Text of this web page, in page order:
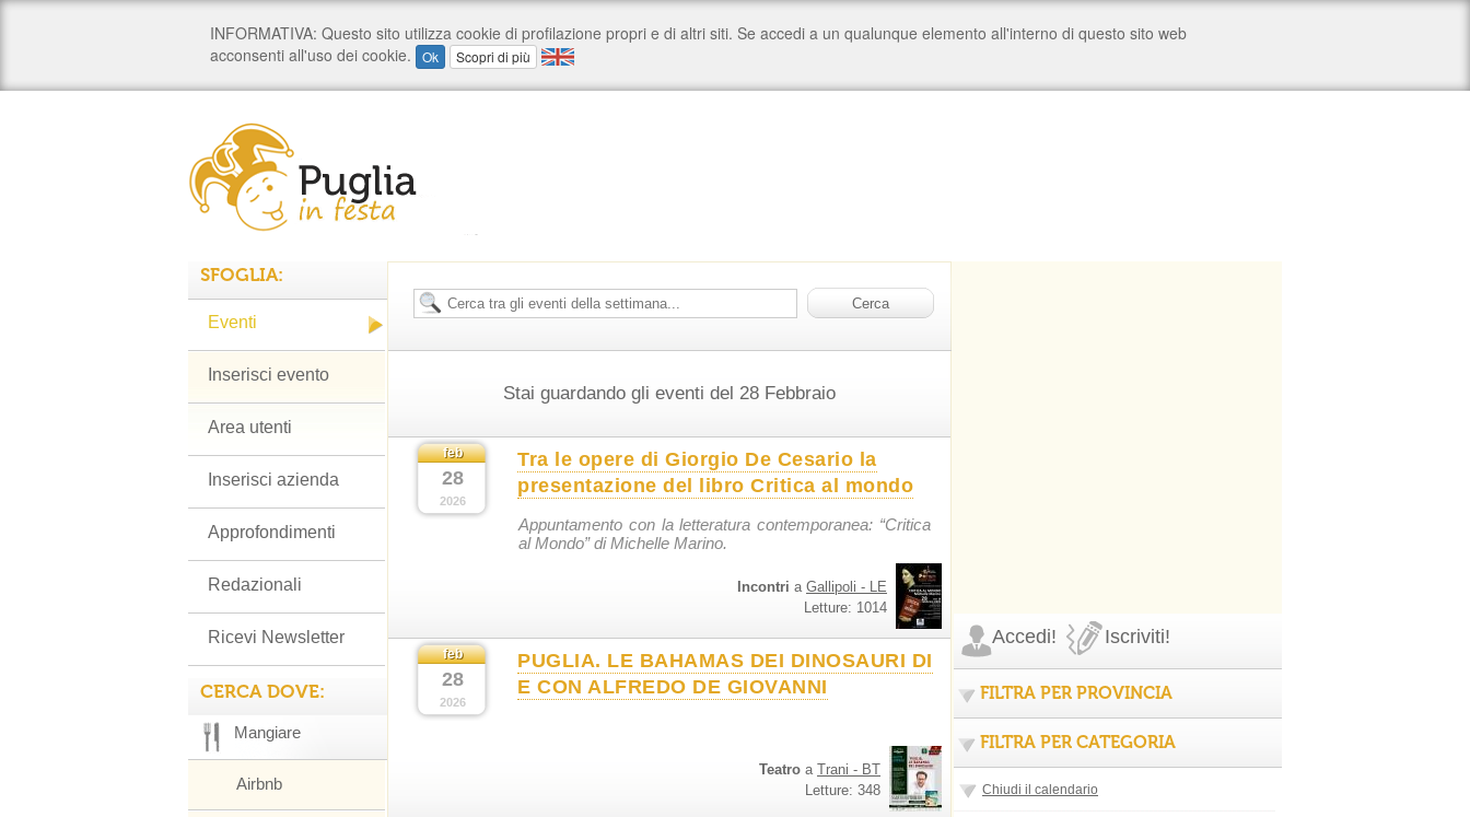
Stai guardando gli eventi del 28 Febbraio
feb
28
2026
Tra le opere di Giorgio De Cesario la
presentazione del libro Critica al mondo
Appuntamento con la letteratura contemporanea: “Critica
al Mondo” di Michelle Marino.
Incontri a Gallipoli - LE
Letture: 1014
feb
28
2026
PUGLIA. LE BAHAMAS DEI DINOSAURI DI
E CON ALFREDO DE GIOVANNI
Teatro a Trani - BT
Letture: 348
SFOGLIA:
Eventi
Inserisci evento
Area utenti
Inserisci azienda
Approfondimenti
Redazionali
Ricevi Newsletter
CERCA DOVE:
Mangiare
Airbnb
Accedi! Iscriviti!
FILTRA PER PROVINCIA
FILTRA PER CATEGORIA
Chiudi il calendario